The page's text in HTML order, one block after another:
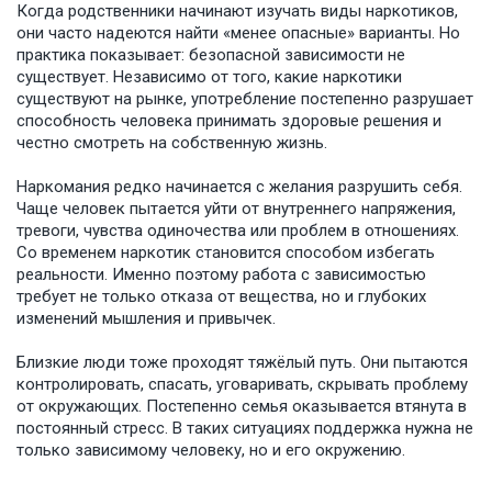
Когда родственники начинают изучать виды наркотиков,
они часто надеются найти «менее опасные» варианты. Но
практика показывает: безопасной зависимости не
существует. Независимо от того, какие наркотики
существуют на рынке, употребление постепенно разрушает
способность человека принимать здоровые решения и
честно смотреть на собственную жизнь.
Наркомания редко начинается с желания разрушить себя.
Чаще человек пытается уйти от внутреннего напряжения,
тревоги, чувства одиночества или проблем в отношениях.
Со временем наркотик становится способом избегать
реальности. Именно поэтому работа с зависимостью
требует не только отказа от вещества, но и глубоких
изменений мышления и привычек.
Близкие люди тоже проходят тяжёлый путь. Они пытаются
контролировать, спасать, уговаривать, скрывать проблему
от окружающих. Постепенно семья оказывается втянута в
постоянный стресс. В таких ситуациях поддержка нужна не
только зависимому человеку, но и его окружению.